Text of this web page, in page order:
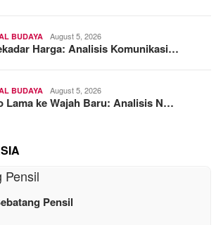
BUDAYA August 5, 2026
Harga: Analisis Komunikasi…
BUDAYA August 5, 2026
Lama ke Wajah Baru: Analisis N…
Pensil